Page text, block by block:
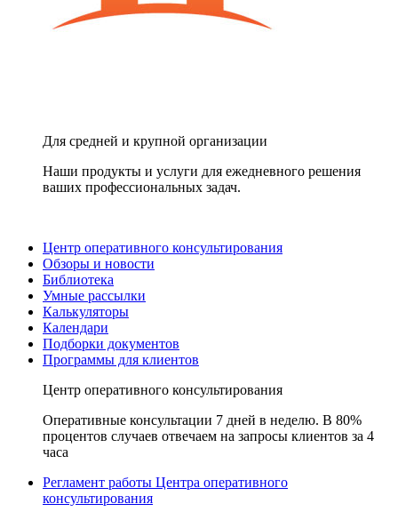
Для средней и крупной организации
Наши продукты и услуги для ежедневного решения
ваших профессиональных задач.
Центр оперативного консультирования
Обзоры и новости
Библиотека
Умные рассылки
Калькуляторы
Календари
Подборки документов
Программы для клиентов
Центр оперативного консультирования
Оперативные консультации 7 дней в неделю. В 80%
процентов случаев отвечаем на запросы клиентов за 4
часа
Регламент работы Центра оперативного
консультирования